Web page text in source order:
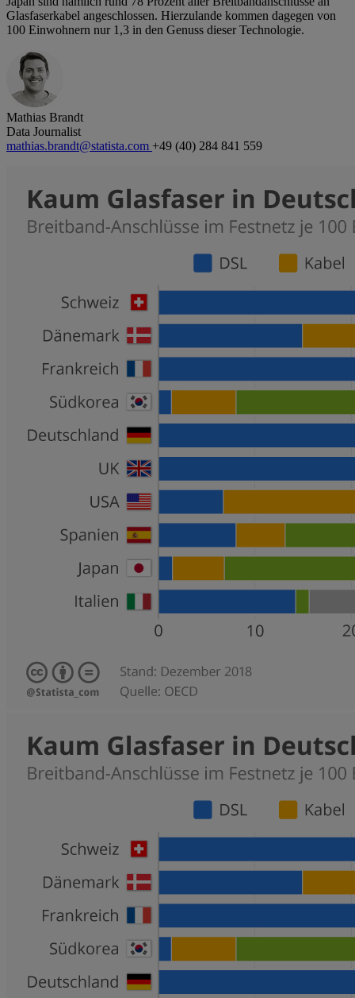
Glasfaserkabel angeschlossen. Hierzulande kommen dagegen von
100 Einwohnern nur 1,3 in den Genuss dieser Technologie.
Mathias Brandt
Data Journalist
mathias.brandt@statista.com +49 (40) 284 841 559